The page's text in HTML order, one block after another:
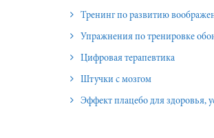
Тренинг по развитию
Упражнения по тренировке
Цифровая терапевтика
Штучки с мозгом
Эффект плацебо для здоровья, успеха и